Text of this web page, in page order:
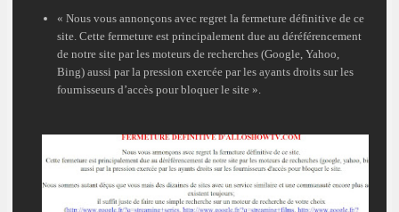
« Nous vous annonçons avec regret la fermeture définitive de ce
site. Cette fermeture est principalement due au déréférencement
de notre site par les moteurs de recherches (Google, Yahoo,
Bing) aussi par la pression exercée par les ayants droits sur les
fournisseurs d’accès pour bloquer le site ».